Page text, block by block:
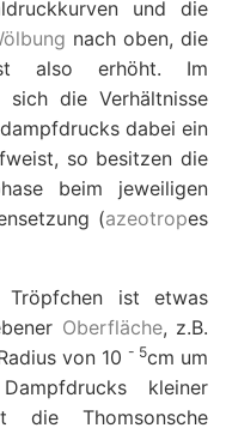
und die
nach oben, die
also erhöht. Im
sich die Verhältnisse
dabei ein
so besitzen die
beim jeweiligen
(azeotropes
Tröpfchen ist etwas
Oberfläche, z.B.
von 10 - 5cm um
kleiner
die Thomsonsche